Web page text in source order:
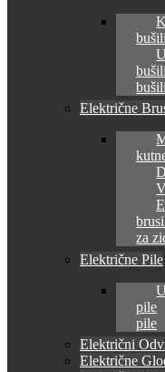
Električne
za
Električne Pile
pile
pile
Električni
Električne